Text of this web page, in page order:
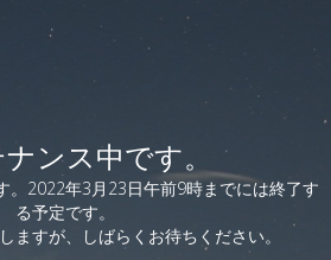
ンス中です。
。2022年3月23日午前9時までには終了す
る予定です。
ますが、しばらくお待ちください。